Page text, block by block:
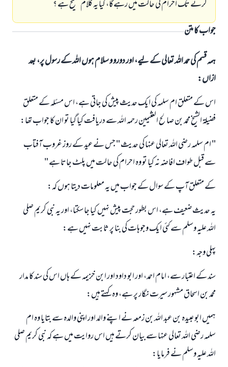
كرنے تك احرام كى حالت ميں رہےگا، كيا يہ كلام صحيح ہے ؟
جواب کا متن
ہمہ قسم کی حمد اللہ تعالی کے لیے، اور دورو و سلام ہوں اللہ کے رسول پر، بعد
ازاں:
اس كے متعلق ام سلمہ كى ايك حديث پيش كى جاتى ہے، اس مسئلہ كے متعلق
فضيلۃ الشيخ محمد بن صالح العثيمين رحمہ اللہ سے دريافت كيا گيا تو ان كا جواب تھا:
" ام سلمہ رضى اللہ تعالى عنہا كى حديث " جس نے عيد كے روز غروب آفتاب
سے قبل طواف افاضہ نہ كيا تو وہ احرام كى حالت ميں پلٹ جاتا ہے "
كے متعلق آپ كے سوال كے جواب ميں يہ معلومات ديتا ہوں كہ:
يہ حديث ضعيف ہے، اس بطور حجت پيش نہيں كيا جا سكتا، اور يہ نبى كريم صلى
اللہ عليہ وسلم سے كئى ايك وجوہات كى بنا پر ثابت نہيں ہے:
پہلى وجہ:
سند كے اعتبار سے، امام احمد، اور ابو داود اور ابن خزيمہ كے ہاں اس كى سند كا مدار
محمد بن اسحاق مشہور سيرت نگار پر ہے، وہ كہتے ہيں:
ہميں ابو عبيدہ بن عبد اللہ بن زمعہ نے اپنے والد اور اپنى والدہ سے بتايا وہ ام
سلمہ رضى اللہ تعالى عنہا سے بيان كرتے ہيں اس روايت ميں ہے كہ نبى كريم صلى
اللہ عليہ وسلم نے فرمايا: